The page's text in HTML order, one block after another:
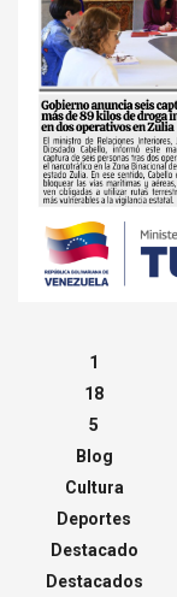
1
18
5
Blog
Cultura
Deportes
Destacado
Destacados